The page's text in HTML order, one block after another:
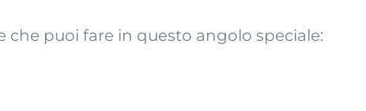
puoi fare in questo angolo speciale: